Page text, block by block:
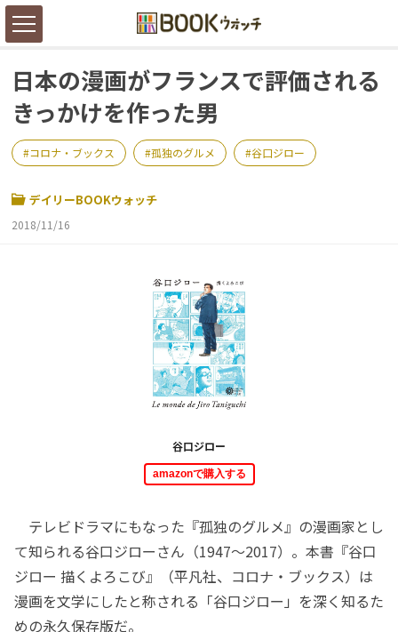
日本の漫画がフランスで評価される
きっかけを作った男
コロナ・ブックス 孤独のグルメ 谷口ジロー
デイリーBOOKウォッチ
2018/11/16
谷口ジロー
amazonで購入する
テレビドラマにもなった『孤独のグルメ』の漫画家とし
て知られる谷口ジローさん（1947～2017）。本書『谷口
ジロー 描くよろこび』（平凡社、コロナ・ブックス）は
漫画を文学にしたと称される「谷口ジロー」を深く知るた
めの永久保存版だ。